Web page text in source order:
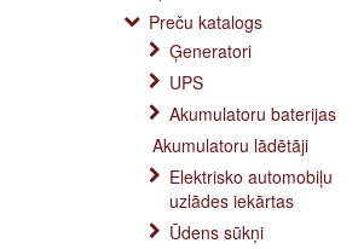
Preču katalogs
Ģeneratori
UPS
Akumulatoru baterijas
Akumulatoru lādētāji
Elektrisko automobiļu
uzlādes iekārtas
Ūdens sūkņi